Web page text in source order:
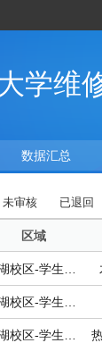
学维
数据汇总
未审核 已退回
区域